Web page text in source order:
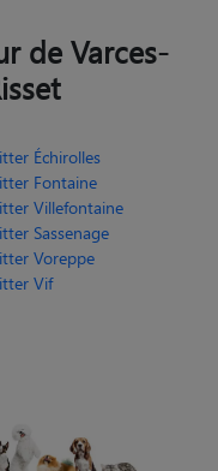
de Varces-
Échirolles
Fontaine
Villefontaine
Sassenage
Voreppe
Vif